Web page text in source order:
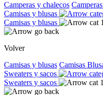
Camperas y chalecos Camperas
Camisas y blusas
Camisas y blusas
Volver
Camisas y blusas Camisas
Sweaters y sacos
Sweaters y sacos